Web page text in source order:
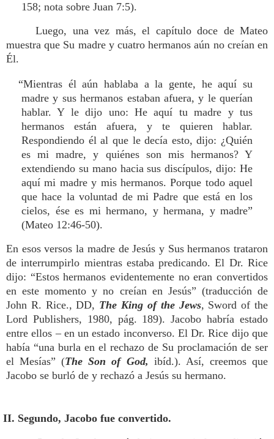
158; nota sobre Juan 7:5).
Luego, una vez más, el capítulo doce de Mateo
muestra que Su madre y cuatro hermanos aún no creían en
Él.
“Mientras él aún hablaba a la gente, he aquí su
madre y sus hermanos estaban afuera, y le querían
hablar. Y le dijo uno: He aquí tu madre y tus
hermanos están afuera, y te quieren hablar.
Respondiendo él al que le decía esto, dijo: ¿Quién
es mi madre, y quiénes son mis hermanos? Y
extendiendo su mano hacia sus discípulos, dijo: He
aquí mi madre y mis hermanos. Porque todo aquel
que hace la voluntad de mi Padre que está en los
cielos, ése es mi hermano, y hermana, y madre”
(Mateo 12:46-50).
En esos versos la madre de Jesús y Sus hermanos trataron
de interrumpirlo mientras estaba predicando. El Dr. Rice
dijo: “Estos hermanos evidentemente no eran convertidos
en este momento y no creían en Jesús” (traducción de
John R. Rice., DD, The King of the Jews, Sword of the
Lord Publishers, 1980, pág. 189). Jacobo habría estado
entre ellos – en un estado inconverso. El Dr. Rice dijo que
había “una burla en el rechazo de Su proclamación de ser
el Mesías” (The Son of God, ibíd.). Así, creemos que
Jacobo se burló de y rechazó a Jesús su hermano.
II. Segundo, Jacobo fue convertido.